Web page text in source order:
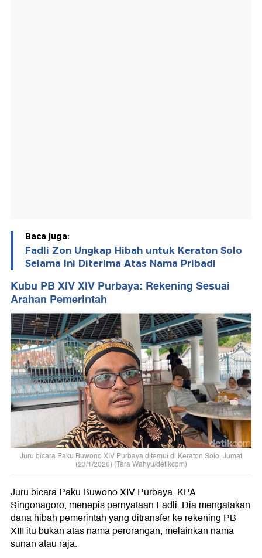
Baca juga:
Fadli Zon Ungkap Hibah untuk Keraton Solo
Selama Ini Diterima Atas Nama Pribadi
Kubu PB XIV XIV Purbaya: Rekening Sesuai
Arahan Pemerintah
Juru bicara Paku Buwono XIV Purbaya ditemui di Keraton Solo, Jumat
(23/1/2026) (Tara Wahyu/detikcom)
Juru bicara Paku Buwono XIV Purbaya, KPA
Singonagoro, menepis pernyataan Fadli. Dia mengatakan
dana hibah pemerintah yang ditransfer ke rekening PB
XIII itu bukan atas nama perorangan, melainkan nama
sunan atau raja.